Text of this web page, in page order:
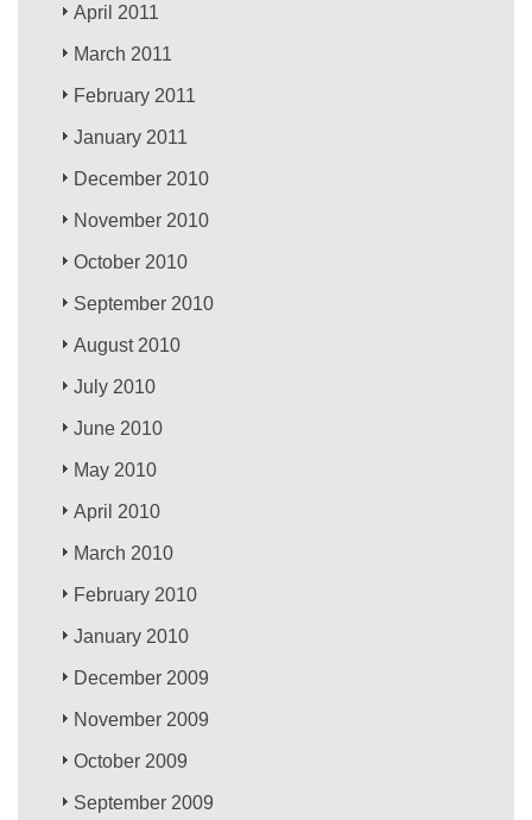
April 2011
March 2011
February 2011
January 2011
December 2010
November 2010
October 2010
September 2010
August 2010
July 2010
June 2010
May 2010
April 2010
March 2010
February 2010
January 2010
December 2009
November 2009
October 2009
September 2009